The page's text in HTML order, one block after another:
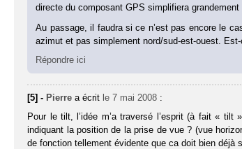
directe du composant GPS simplifiera grandement
Au passage, il faudra si ce n’est pas encore le
azimut et pas simplement nord/sud-est-ouest.
Répondre ici
[5] - Pierre a écrit le 7 mai 2008 :
Pour le tilt, l’idée m’a traversé l’esprit (à fait «
indiquant la position de la prise de vue ? (vue
de fonction tellement évidente que ca doit bien déjà